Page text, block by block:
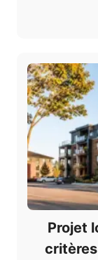
Projet